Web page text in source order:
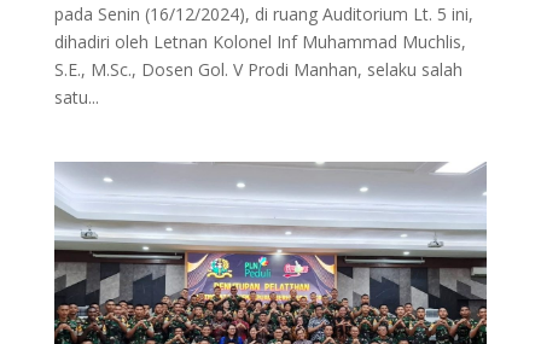
pada Senin (16/12/2024), di ruang Auditorium Lt. 5 ini,
dihadiri oleh Letnan Kolonel Inf Muhammad Muchlis,
S.E., M.Sc., Dosen Gol. V Prodi Manhan, selaku salah
satu...